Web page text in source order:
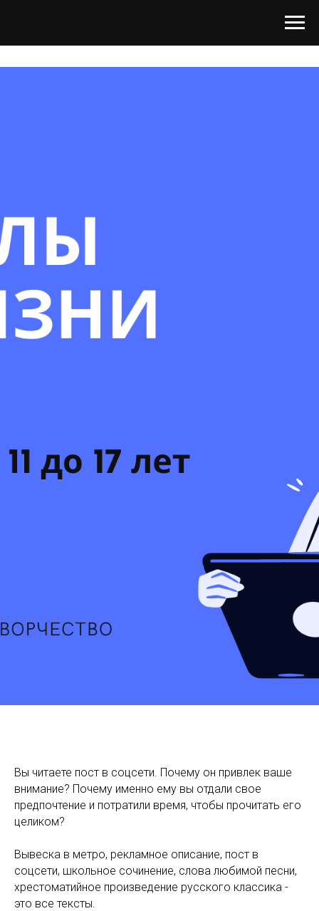
Вы читаете пост в соцсети. Почему он привлек ваше
внимание? Почему именно ему вы отдали свое
предпочтение и потратили время, чтобы прочитать его
целиком?
Вывеска в метро, рекламное описание, пост в
соцсети, школьное сочинение, слова любимой песни,
хрестоматийное произведение русского классика -
это все тексты.